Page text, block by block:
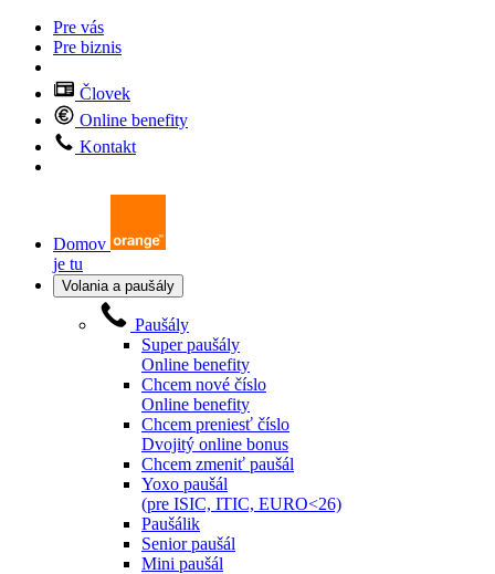
Pre vás
Pre biznis
Človek
Online benefity
Kontakt
Domov
je tu
Volania a paušály
Paušály
Super paušály
Online benefity
Chcem nové číslo
Online benefity
Chcem preniesť číslo
Dvojitý online bonus
Chcem zmeniť paušál
Yoxo paušál
(pre ISIC, ITIC, EURO<26)
Paušálik
Senior paušál
Mini paušál